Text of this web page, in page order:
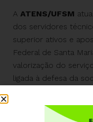
A ATENS/UFSM
dos servidores
superior ativos e
Federal de Santa
valorização do
ligada à defesa da
A entidade luta pela
carreira digna para